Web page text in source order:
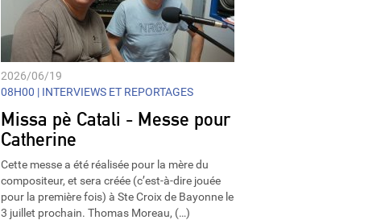
2026/06/19
08H00 | INTERVIEWS ET REPORTAGES
Missa pè Catali - Messe pour
Catherine
Cette messe a été réalisée pour la mère du
compositeur, et sera créée (c’est-à-dire jouée
pour la première fois) à Ste Croix de Bayonne le
3 juillet prochain. Thomas Moreau, (…)